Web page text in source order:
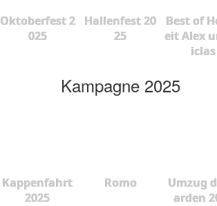
Oktoberfest 2
025
Hallenfest 20
25
Best of
eit Alex
iclas
Kampagne 2025
Kappenfahrt
2025
Romo
Umzug
arden